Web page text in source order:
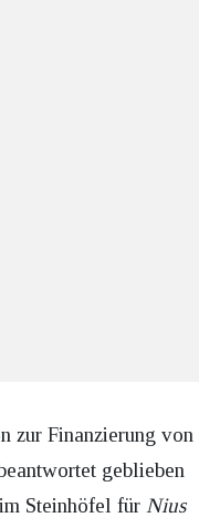
zur Finanzierung von
geblieben
Steinhöfel für Nius